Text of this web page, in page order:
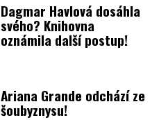
Dagmar Havlová dosáhla
svého? Knihovna
oznámila další postup!
Ariana Grande odchází ze
šoubyznysu!